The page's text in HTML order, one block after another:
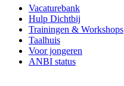
Vacaturebank
Hulp Dichtbij
Trainingen & Workshops
Taalhuis
Voor jongeren
ANBI status